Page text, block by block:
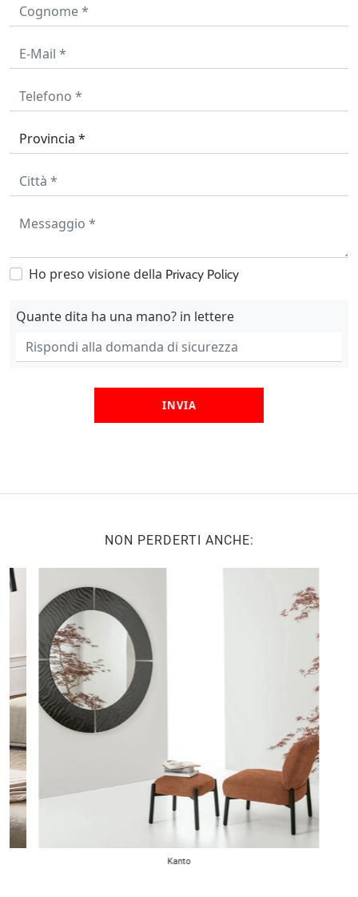
Ho preso visione della Privacy Policy
Quante dita ha una mano? in lettere
INVIA
NON PERDERTI ANCHE:
Kanto